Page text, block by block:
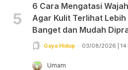
5
6 Cara Mengatasi
Agar Kulit Terlihat
Banget dan Mudah
Gaya Hidup 03/08/2026 |
Umam